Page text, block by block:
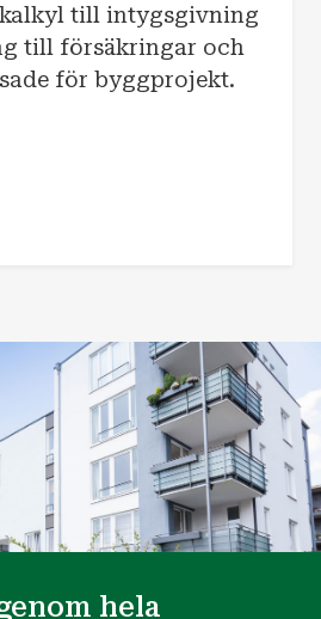
till intygsgivning
till försäkringar och
för byggprojekt.
hela